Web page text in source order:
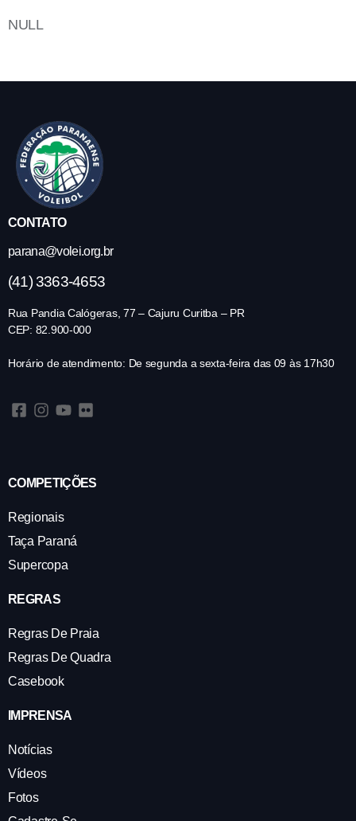
NULL
CONTATO
parana@volei.org.br
(41) 3363-4653
Rua Pandia Calógeras, 77 – Cajuru Curitba – PR
CEP: 82.900-000
Horário de atendimento: De segunda a sexta-feira das 09 às 17h30
COMPETIÇÕES
Regionais
Taça Paraná
Supercopa
REGRAS
Regras De Praia
Regras De Quadra
Casebook
IMPRENSA
Notícias
Vídeos
Fotos